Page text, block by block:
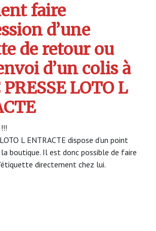
faire
d’une
de retour ou
d’un colis à
LOTO L
L ENTRACTE dispose d’un point
boutique. Il est donc possible de faire
directement chez lui.